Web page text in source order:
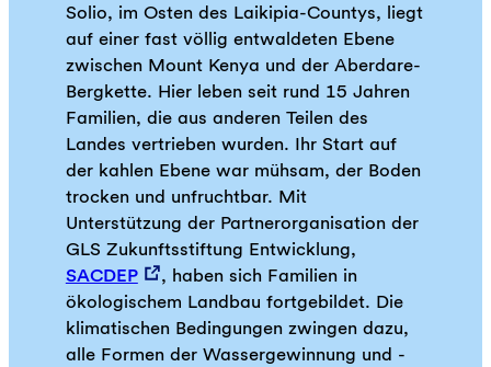
Solio, im Osten des Laikipia-Countys, liegt
auf einer fast völlig entwaldeten Ebene
zwischen Mount Kenya und der Aberdare-
Bergkette. Hier leben seit rund 15 Jahren
Familien, die aus anderen Teilen des
Landes vertrieben wurden. Ihr Start auf
der kahlen Ebene war mühsam, der Boden
trocken und unfruchtbar. Mit
Unterstützung der Partnerorganisation der
GLS Zukunftsstiftung Entwicklung,
SACDEP
, haben sich Familien in
ökologischem Landbau fortgebildet. Die
klimatischen Bedingungen zwingen dazu,
alle Formen der Wassergewinnung und -